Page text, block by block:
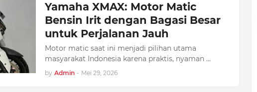
Yamaha XMAX: Motor Matic
Bensin Irit dengan Bagasi Besar
untuk Perjalanan Jauh
Motor matic saat ini menjadi pilihan utama
masyarakat Indonesia karena praktis, nyaman …
by Admin - Mei 29, 2026